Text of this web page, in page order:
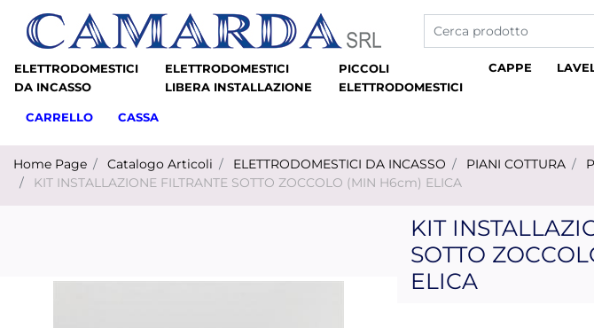
La modifica di un filtro
ELETTRODOMESTICI
DA INCASSO
ELETTRODOMESTICI
LIBERA INSTALLAZIONE
PICCOLI
ELETTRODOMESTICI
CAPPE
CARRELLO CASSA
Home Page Catalogo Articoli ELETTRODOMESTICI DA INCASSO PIANI COTTURA
KIT INSTALLAZIONE FILTRANTE SOTTO ZOCCOLO (MIN H6cm) ELICA
KIT
SOTTO
ELICA